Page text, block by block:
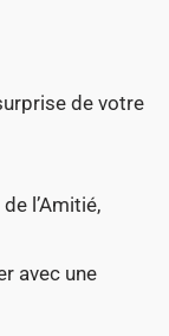
de votre
l’Amitié,
avec une